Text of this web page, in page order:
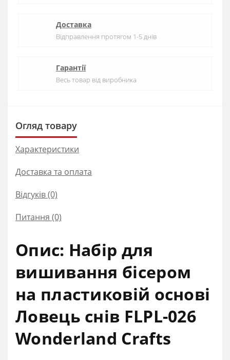
Доставка
Відправлення протягом 1-5 днів
Гарантії
Весь товар від виробника
Огляд товару
Характеристики
Доставка та оплата
Відгуків (0)
Питання (0)
Опис: Набір для
вишивання бісером
на пластиковій основі
Ловець снів FLPL-026
Wonderland Crafts